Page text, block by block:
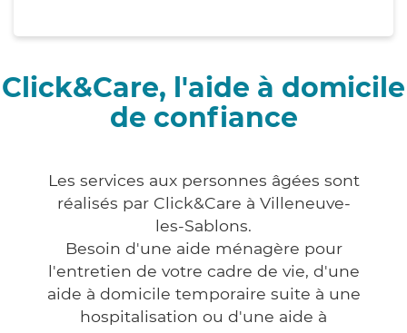
Click&Care, l'aide à domicile
de confiance
Les services aux personnes âgées sont
réalisés par Click&Care à Villeneuve-
les-Sablons.
Besoin d'une aide ménagère pour
l'entretien de votre cadre de vie, d'une
aide à domicile temporaire suite à une
hospitalisation ou d'une aide à